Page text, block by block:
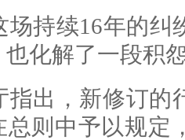
场持续16年的纠
也化解了一段积
指出，新修订的
总则中予以规定